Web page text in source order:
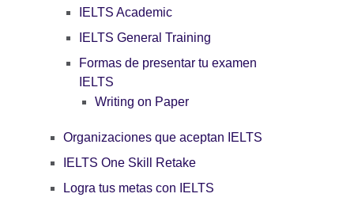
IELTS Academic
IELTS General Training
Formas de presentar tu examen
IELTS
Writing on Paper
Organizaciones que aceptan IELTS
IELTS One Skill Retake
Logra tus metas con IELTS